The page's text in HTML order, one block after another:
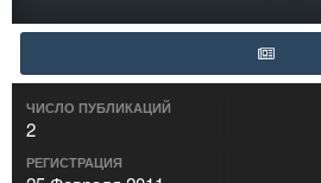
ЧИСЛО ПУБЛИКАЦИЙ
2
РЕГИСТРАЦИЯ